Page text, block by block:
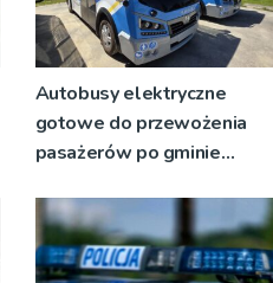
Autobusy elektryczne
gotowe do przewożenia
pasażerów po gminie